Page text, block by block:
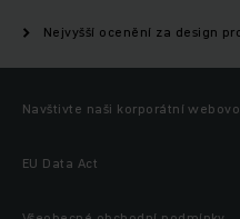
Nejvyšší ocenění za design
Navštivte naši korporátní
EU Data Act